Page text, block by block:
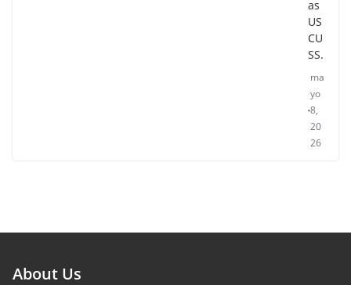
as
US
CU
SS.
ma
yo
8,
20
26
About Us